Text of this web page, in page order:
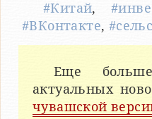
#Китай,
#ВКонтакте,
Еще
актуальных
чувашской